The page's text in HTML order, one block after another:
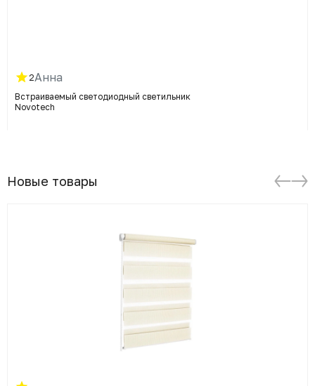
2Анна
Встраиваемый светодиодный светильник
Novotech
Новые товары